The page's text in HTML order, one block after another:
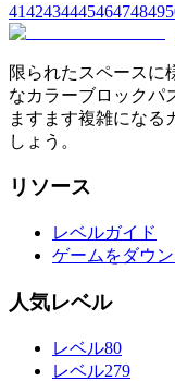
414243444546474849
限られたスペースに
なカラーブロックパ
ますます複雑になる
しょう。
リソース
レベルガイド
ゲームをダウ
人気レベル
レベル80
レベル279